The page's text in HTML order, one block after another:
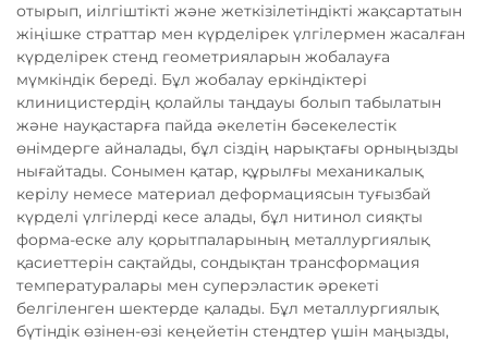
отырып, иілгіштікті және жеткізілетіндікті жақсартатын
жіңішке страттар мен күрделірек үлгілермен жасалған
күрделірек стенд геометрияларын жобалауға
мүмкіндік береді. Бұл жобалау еркіндіктері
клиницистердің қолайлы таңдауы болып табылатын
және науқастарға пайда әкелетін бәсекелестік
өнімдерге айналады, бұл сіздің нарықтағы орныңызды
нығайтады. Сонымен қатар, құрылғы механикалық
керілу немесе материал деформациясын туғызбай
күрделі үлгілерді кесе алады, бұл нитинол сияқты
форма-еске алу қорытпаларының металлургиялық
қасиеттерін сақтайды, сондықтан трансформация
температуралары мен суперэластик әрекеті
белгіленген шектерде қалады. Бұл металлургиялық
бүтіндік өзінен-өзі кеңейетін стендтер үшін маңызды,